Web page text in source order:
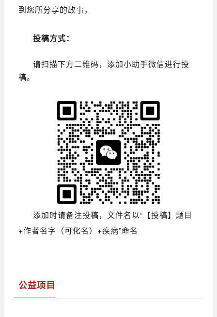
到您所分享的故事。
投稿方式：
请扫描下方二维码，添加小助手微信进行投
稿。
添加时请备注投稿，文件名以“【投稿】题目
+作者名字（可化名）+疾病”命名
公益项目